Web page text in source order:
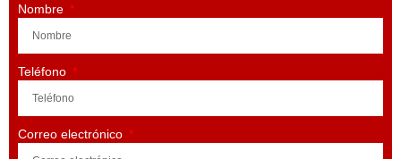
Nombre
Teléfono
Correo electrónico